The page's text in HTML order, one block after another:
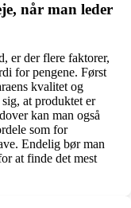
når man leder
er der flere faktorer,
for pengene. Først
kvalitet og
at produktet er
kan man også
som for
Endelig bør man
at finde det mest